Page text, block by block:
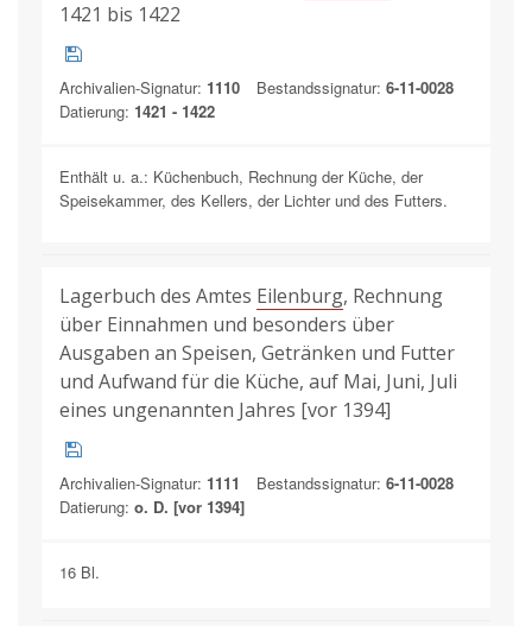
1421 bis 1422
Archivalien-Signatur: 1110 Bestandssignatur: 6-11-0028
Datierung: 1421 - 1422
Enthält u. a.: Küchenbuch, Rechnung der Küche, der
Speisekammer, des Kellers, der Lichter und des Futters.
Lagerbuch des Amtes Eilenburg, Rechnung
über Einnahmen und besonders über
Ausgaben an Speisen, Getränken und Futter
und Aufwand für die Küche, auf Mai, Juni, Juli
eines ungenannten Jahres [vor 1394]
Archivalien-Signatur: 1111 Bestandssignatur: 6-11-0028
Datierung: o. D. [vor 1394]
16 Bl.